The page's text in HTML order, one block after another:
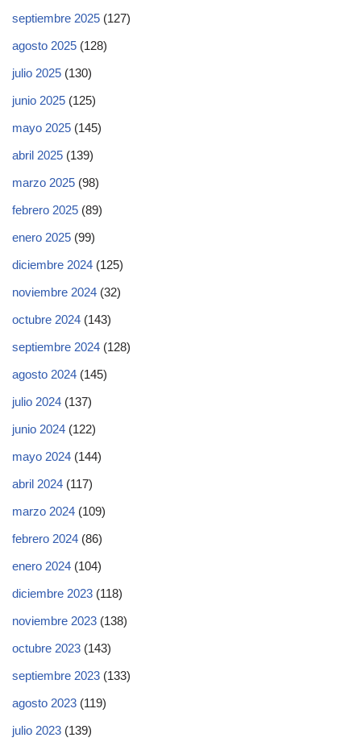
septiembre 2025 (127)
agosto 2025 (128)
julio 2025 (130)
junio 2025 (125)
mayo 2025 (145)
abril 2025 (139)
marzo 2025 (98)
febrero 2025 (89)
enero 2025 (99)
diciembre 2024 (125)
noviembre 2024 (32)
octubre 2024 (143)
septiembre 2024 (128)
agosto 2024 (145)
julio 2024 (137)
junio 2024 (122)
mayo 2024 (144)
abril 2024 (117)
marzo 2024 (109)
febrero 2024 (86)
enero 2024 (104)
diciembre 2023 (118)
noviembre 2023 (138)
octubre 2023 (143)
septiembre 2023 (133)
agosto 2023 (119)
julio 2023 (139)